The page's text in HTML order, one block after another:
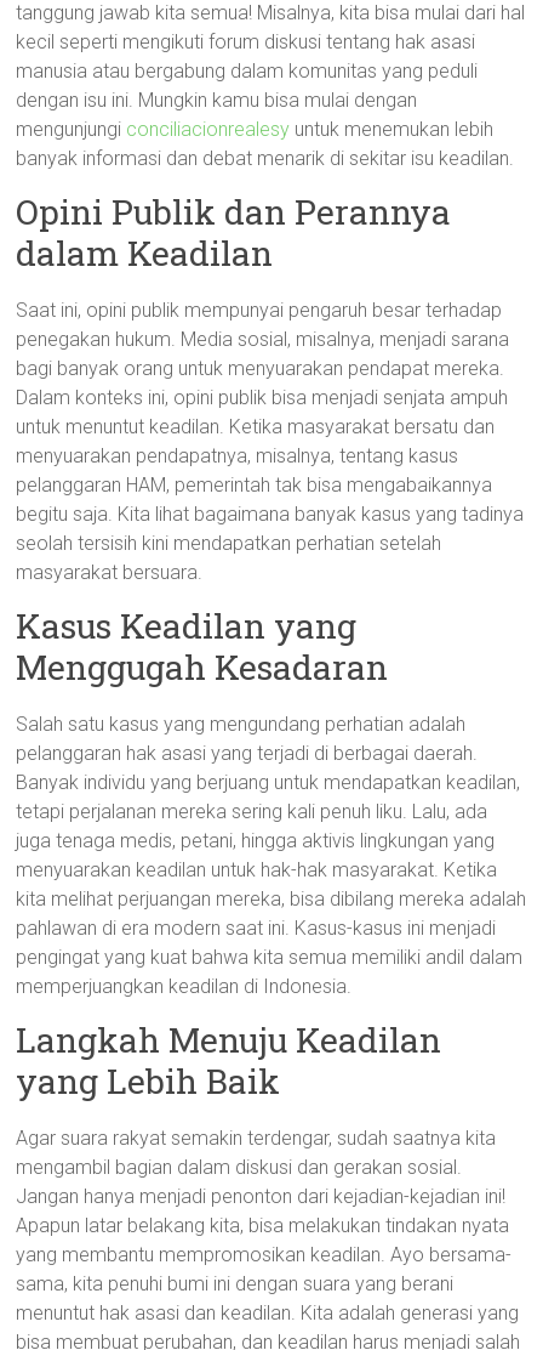
tanggung jawab kita semua! Misalnya, kita bisa mulai dari hal
kecil seperti mengikuti forum diskusi tentang hak asasi
manusia atau bergabung dalam komunitas yang peduli
dengan isu ini. Mungkin kamu bisa mulai dengan
mengunjungi conciliacionrealesy untuk menemukan lebih
banyak informasi dan debat menarik di sekitar isu keadilan.
Opini Publik dan Perannya
dalam Keadilan
Saat ini, opini publik mempunyai pengaruh besar terhadap
penegakan hukum. Media sosial, misalnya, menjadi sarana
bagi banyak orang untuk menyuarakan pendapat mereka.
Dalam konteks ini, opini publik bisa menjadi senjata ampuh
untuk menuntut keadilan. Ketika masyarakat bersatu dan
menyuarakan pendapatnya, misalnya, tentang kasus
pelanggaran HAM, pemerintah tak bisa mengabaikannya
begitu saja. Kita lihat bagaimana banyak kasus yang tadinya
seolah tersisih kini mendapatkan perhatian setelah
masyarakat bersuara.
Kasus Keadilan yang
Menggugah Kesadaran
Salah satu kasus yang mengundang perhatian adalah
pelanggaran hak asasi yang terjadi di berbagai daerah.
Banyak individu yang berjuang untuk mendapatkan keadilan,
tetapi perjalanan mereka sering kali penuh liku. Lalu, ada
juga tenaga medis, petani, hingga aktivis lingkungan yang
menyuarakan keadilan untuk hak-hak masyarakat. Ketika
kita melihat perjuangan mereka, bisa dibilang mereka adalah
pahlawan di era modern saat ini. Kasus-kasus ini menjadi
pengingat yang kuat bahwa kita semua memiliki andil dalam
memperjuangkan keadilan di Indonesia.
Langkah Menuju Keadilan
yang Lebih Baik
Agar suara rakyat semakin terdengar, sudah saatnya kita
mengambil bagian dalam diskusi dan gerakan sosial.
Jangan hanya menjadi penonton dari kejadian-kejadian ini!
Apapun latar belakang kita, bisa melakukan tindakan nyata
yang membantu mempromosikan keadilan. Ayo bersama-
sama, kita penuhi bumi ini dengan suara yang berani
menuntut hak asasi dan keadilan. Kita adalah generasi yang
bisa membuat perubahan, dan keadilan harus menjadi salah